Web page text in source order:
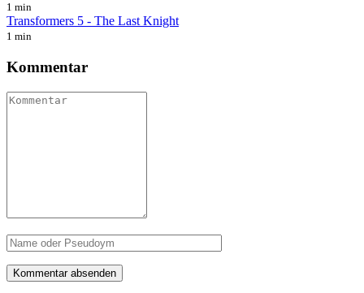
1 min
Transformers 5 - The Last Knight
1 min
Kommentar